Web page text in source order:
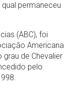
permaneceu
(ABC), foi
Americana
de Chevalier
pelo